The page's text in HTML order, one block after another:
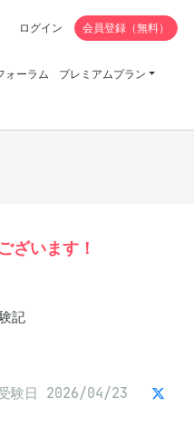
ォーラム
プレミアムプラン
ログイン 会員登録（無料）
ざいます！
記
験日 2026/04/23